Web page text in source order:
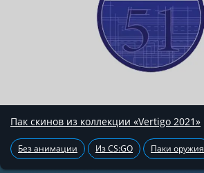
Пак скинов из коллекции «Vertigo 2021»
Без анимации Из CS:GO Паки оружия